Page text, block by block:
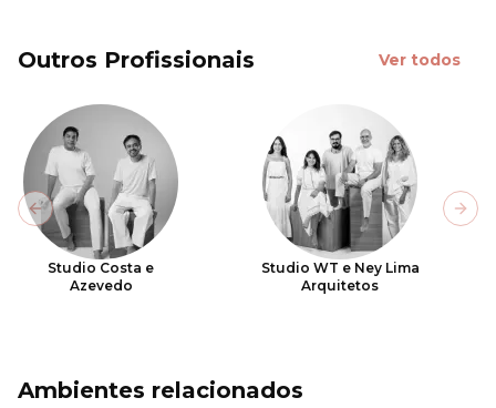
Outros Profissionais Ver todos
Studio Costa e
Azevedo
Studio WT e Ney Lima
Arquitetos
Previous slide
Ambientes relacionados